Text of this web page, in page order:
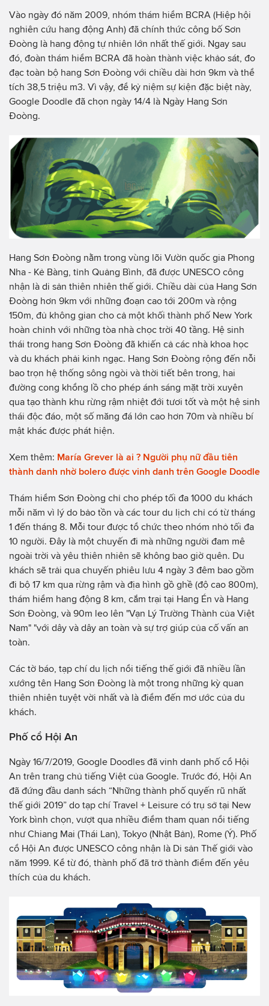
Vào ngày đó năm 2009, nhóm thám hiểm BCRA (Hiệp hội
nghiên cứu hang động Anh) đã chính thức công bố Sơn
Đoòng là hang động tự nhiên lớn nhất thế giới. Ngay sau
đó, đoàn thám hiểm BCRA đã hoàn thành việc khảo sát, đo
đạc toàn bộ hang Sơn Đoòng với chiều dài hơn 9km và thể
tích 38,5 triệu m3. Vì vậy, để kỷ niệm sự kiện đặc biệt này,
Google Doodle đã chọn ngày 14/4 là Ngày Hang Sơn
Đoòng.
Hang Sơn Đoòng nằm trong vùng lõi Vườn quốc gia Phong
Nha - Kẻ Bàng, tỉnh Quảng Bình, đã được UNESCO công
nhận là di sản thiên nhiên thế giới. Chiều dài của Hang Sơn
Đoòng hơn 9km với những đoạn cao tới 200m và rộng
150m, đủ không gian cho cả một khối thành phố New York
hoàn chỉnh với những tòa nhà chọc trời 40 tầng. Hệ sinh
thái trong hang Sơn Đoòng đã khiến cả các nhà khoa học
và du khách phải kinh ngạc. Hang Sơn Đoòng rộng đến nỗi
bao trọn hệ thống sông ngòi và thời tiết bên trong, hai
đường cong khổng lồ cho phép ánh sáng mặt trời xuyên
qua tạo thành khu rừng rậm nhiệt đới tươi tốt và một hệ sinh
thái độc đáo, một số măng đá lớn cao hơn 70m và nhiều bí
mật khác được phát hiện.
Xem thêm: María Grever là ai ? Người phụ nữ đầu tiên
thành danh nhờ bolero được vinh danh trên Google Doodle
Thám hiểm Sơn Đoòng chỉ cho phép tối đa 1000 du khách
mỗi năm vì lý do bảo tồn và các tour du lịch chỉ có từ tháng
1 đến tháng 8. Mỗi tour được tổ chức theo nhóm nhỏ tối đa
10 người. Đây là một chuyến đi mà những người đam mê
ngoài trời và yêu thiên nhiên sẽ không bao giờ quên. Du
khách sẽ trải qua chuyến phiêu lưu 4 ngày 3 đêm bao gồm
đi bộ 17 km qua rừng rậm và địa hình gồ ghề (độ cao 800m),
thám hiểm hang động 8 km, cắm trại tại Hang Én và Hang
Sơn Đoòng, và 90m leo lên "Vạn Lý Trường Thành của Việt
Nam" "với dây và dây an toàn và sự trợ giúp của cố vấn an
toàn.
Các tờ báo, tạp chí du lịch nổi tiếng thế giới đã nhiều lần
xướng tên Hang Sơn Đoòng là một trong những kỳ quan
thiên nhiên tuyệt vời nhất và là điểm đến mơ ước của du
khách.
Phố cổ Hội An
Ngày 16/7/2019, Google Doodles đã vinh danh phố cổ Hội
An trên trang chủ tiếng Việt của Google. Trước đó, Hội An
đã đứng đầu danh sách “Những thành phố quyến rũ nhất
thế giới 2019” do tạp chí Travel + Leisure có trụ sở tại New
York bình chọn, vượt qua nhiều điểm tham quan nổi tiếng
như Chiang Mai (Thái Lan), Tokyo (Nhật Bản), Rome (Ý). Phố
cổ Hội An được UNESCO công nhận là Di sản Thế giới vào
năm 1999. Kể từ đó, thành phố đã trở thành điểm đến yêu
thích của du khách.